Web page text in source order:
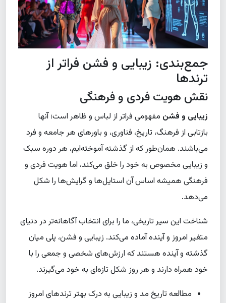
جمع‌بندی: زیبایی و فشن فراتر از
ترندها
نقش هویت فردی و فرهنگی
زیبایی و فشنمفهومی فراتر از لباس و ظاهر است؛ آنها
بازتابی از فرهنگ، تاریخ، فناوری، و باورهای هر جامعه و فرد
می‌باشند. همان‌طور که از گذشته آموخته‌ایم، هر دوره سبک
و زیبایی مخصوص به خود را خلق می‌کند، اما هویت فردی و
فرهنگی همیشه اساس آن استایل‌ها و گرایش‌ها را شکل
می‌دهد.
شناخت این سیر تاریخی، ما را برای انتخاب آگاهانه‌تر در دنیای
متغیر امروز و آینده آماده می‌کند. زیبایی و فشن، پلی میان
گذشته و آینده هستند که ارزش‌های شخصی و جمعی را با
خود همراه دارند و هر روز شکل تازه‌ای به خود می‌گیرند.
مطالعه تاریخ مد و زیبایی به درک بهتر ترندهای امروز